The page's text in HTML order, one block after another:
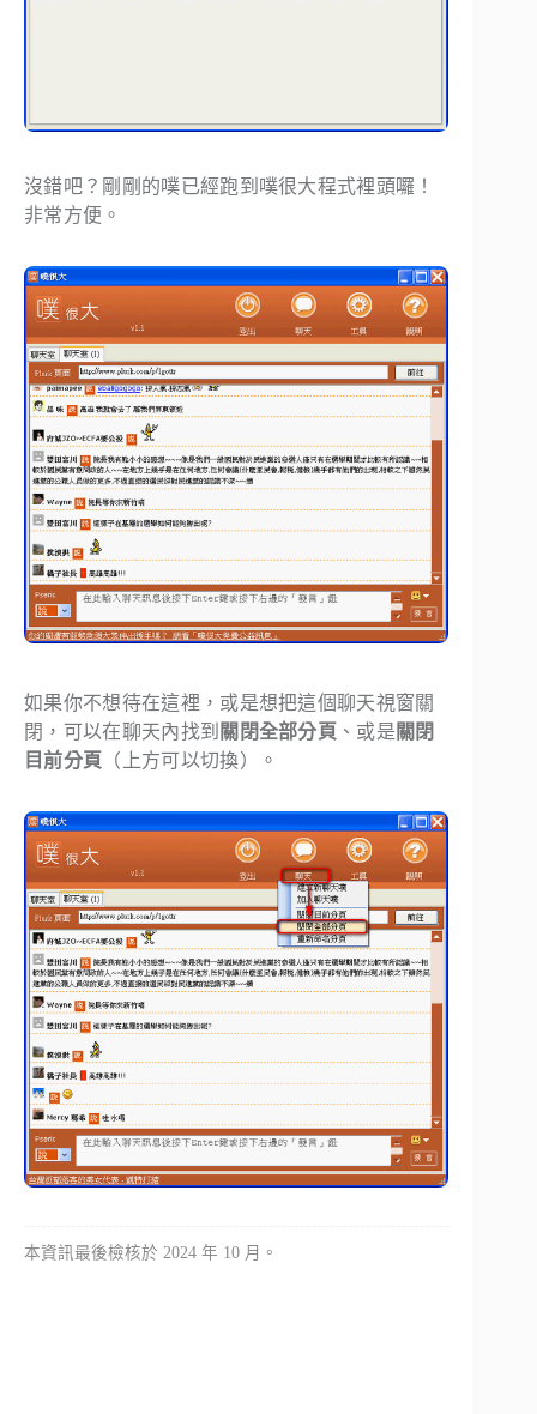
沒錯吧？剛剛的噗已經跑到噗很大程式裡頭囉！
非常方便。
如果你不想待在這裡，或是想把這個聊天視窗關
閉，可以在聊天內找到 關閉全部分頁 、或是 關閉
目前分頁
（上方可以切換）。
本資訊最後檢核於 2024 年 10 月。